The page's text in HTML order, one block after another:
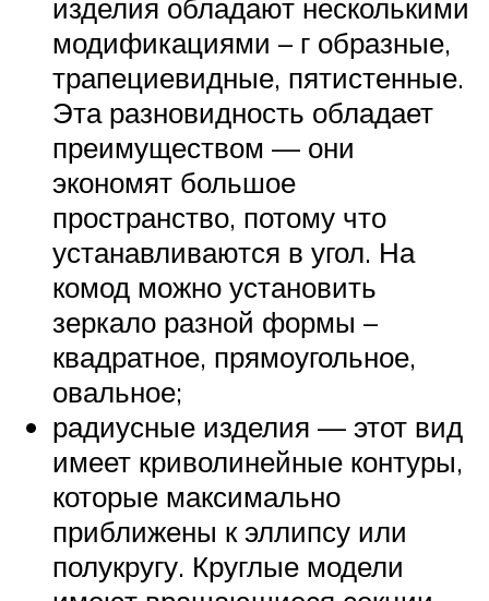
изделия обладают несколькими
модификациями – г образные,
трапециевидные, пятистенные.
Эта разновидность обладает
преимуществом — они
экономят большое
пространство, потому что
устанавливаются в угол. На
комод можно установить
зеркало разной формы –
квадратное, прямоугольное,
овальное;
радиусные изделия — этот вид
имеет криволинейные контуры,
которые максимально
приближены к эллипсу или
полукругу. Круглые модели